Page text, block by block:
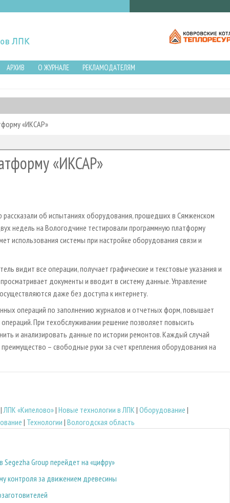
АРХИВ О ЖУРНАЛЕ
РЕКЛАМОДАТЕЛЯМ
«ИКСАР»
«ИКСАР»
об испытаниях оборудования, прошедших в Сямженском
недель на Вологодчине тестировали программную платформу
использования системы при настройке оборудования связи и
видит все операции, получает графические и текстовые указания и
документы и вводит в систему данные. Управление
даже без доступа к интернету.
операций по заполнению журналов и отчетных форм, повышает
При техобслуживании решение позволяет повысить
и анализировать данные по истории ремонтов. Каждый случай
– свободные руки за счет крепления оборудования на
| ЛПК «Кипелово»| Новые технологии в ЛПК | Оборудование |
| Технологии | Вологодская область
Group перейдет на «цифру»
контроля за движением древесины